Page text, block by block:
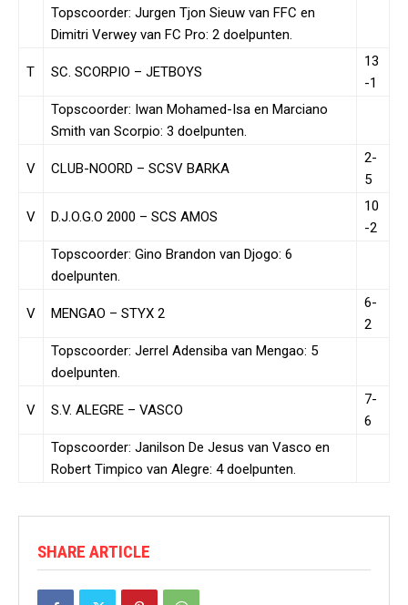
Topscoorder: Jurgen Tjon Sieuw van FFC en
Dimitri Verwey van FC Pro: 2 doelpunten.
T SC. SCORPIO – JETBOYS
13
-1
Topscoorder: Iwan Mohamed-Isa en Marciano
Smith van Scorpio: 3 doelpunten.
V CLUB-NOORD – SCSV BARKA
2-
5
V D.J.O.G.O 2000 – SCS AMOS
10
-2
Topscoorder: Gino Brandon van Djogo: 6
doelpunten.
V MENGAO – STYX 2
6-
2
Topscoorder: Jerrel Adensiba van Mengao: 5
doelpunten.
V S.V. ALEGRE – VASCO
7-
6
Topscoorder: Janilson De Jesus van Vasco en
Robert Timpico van Alegre: 4 doelpunten.
SHARE ARTICLE